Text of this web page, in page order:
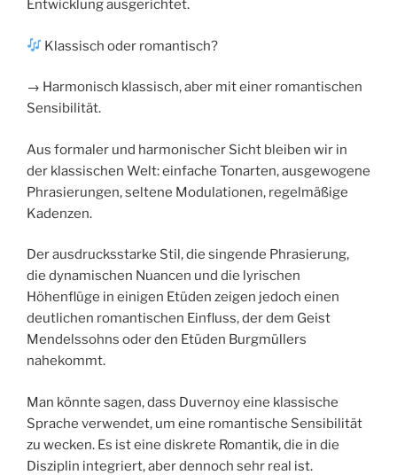
Entwicklung ausgerichtet.
Klassisch oder romantisch?
→ Harmonisch klassisch, aber mit einer romantischen
Sensibilität.
Aus formaler und harmonischer Sicht bleiben wir in
der klassischen Welt: einfache Tonarten, ausgewogene
Phrasierungen, seltene Modulationen, regelmäßige
Kadenzen.
Der ausdrucksstarke Stil, die singende Phrasierung,
die dynamischen Nuancen und die lyrischen
Höhenflüge in einigen Etüden zeigen jedoch einen
deutlichen romantischen Einfluss, der dem Geist
Mendelssohns oder den Etüden Burgmüllers
nahekommt.
Man könnte sagen, dass Duvernoy eine klassische
Sprache verwendet, um eine romantische Sensibilität
zu wecken. Es ist eine diskrete Romantik, die in die
Disziplin integriert, aber dennoch sehr real ist.